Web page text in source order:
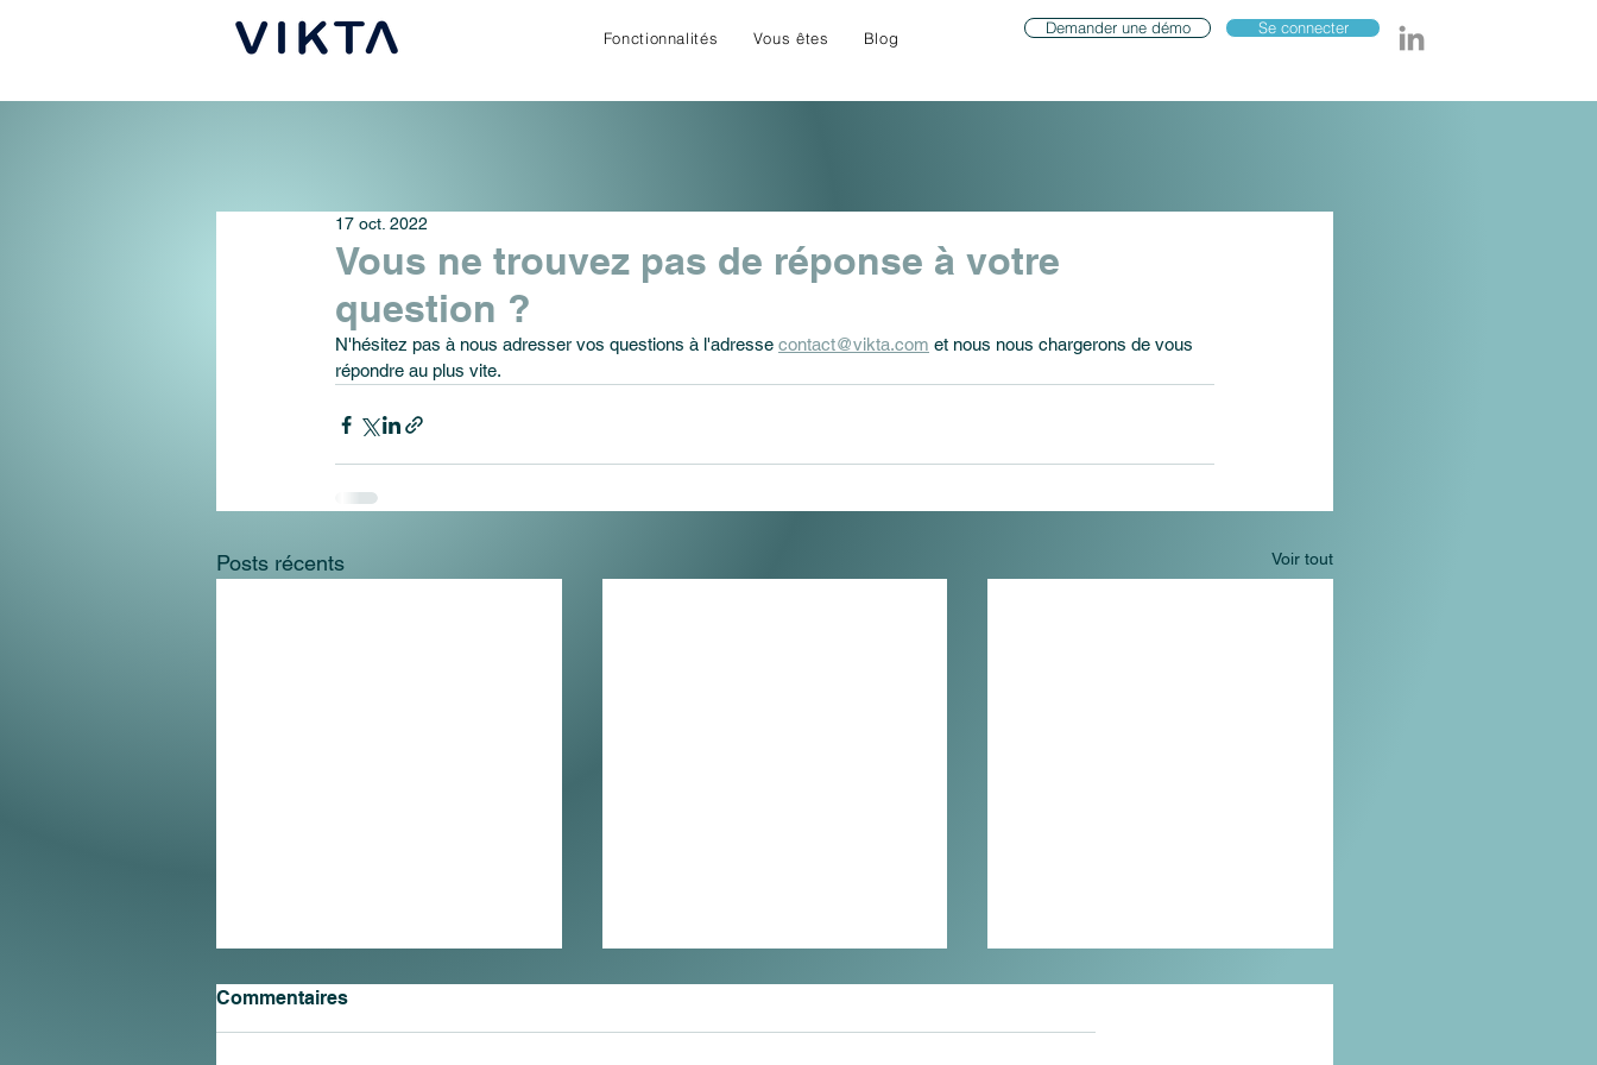
Fonctionnalités Vous êtes Blog
Demander une démo Se connecter
Vous ne trouvez pas de réponse à votre
question ?
17 oct. 2022
N'hésitez pas à nous adresser vos questions à l'adresse contact@vikta.com et nous nous chargerons de vous
répondre au plus vite.
Posts récents Voir tout
Commentaires